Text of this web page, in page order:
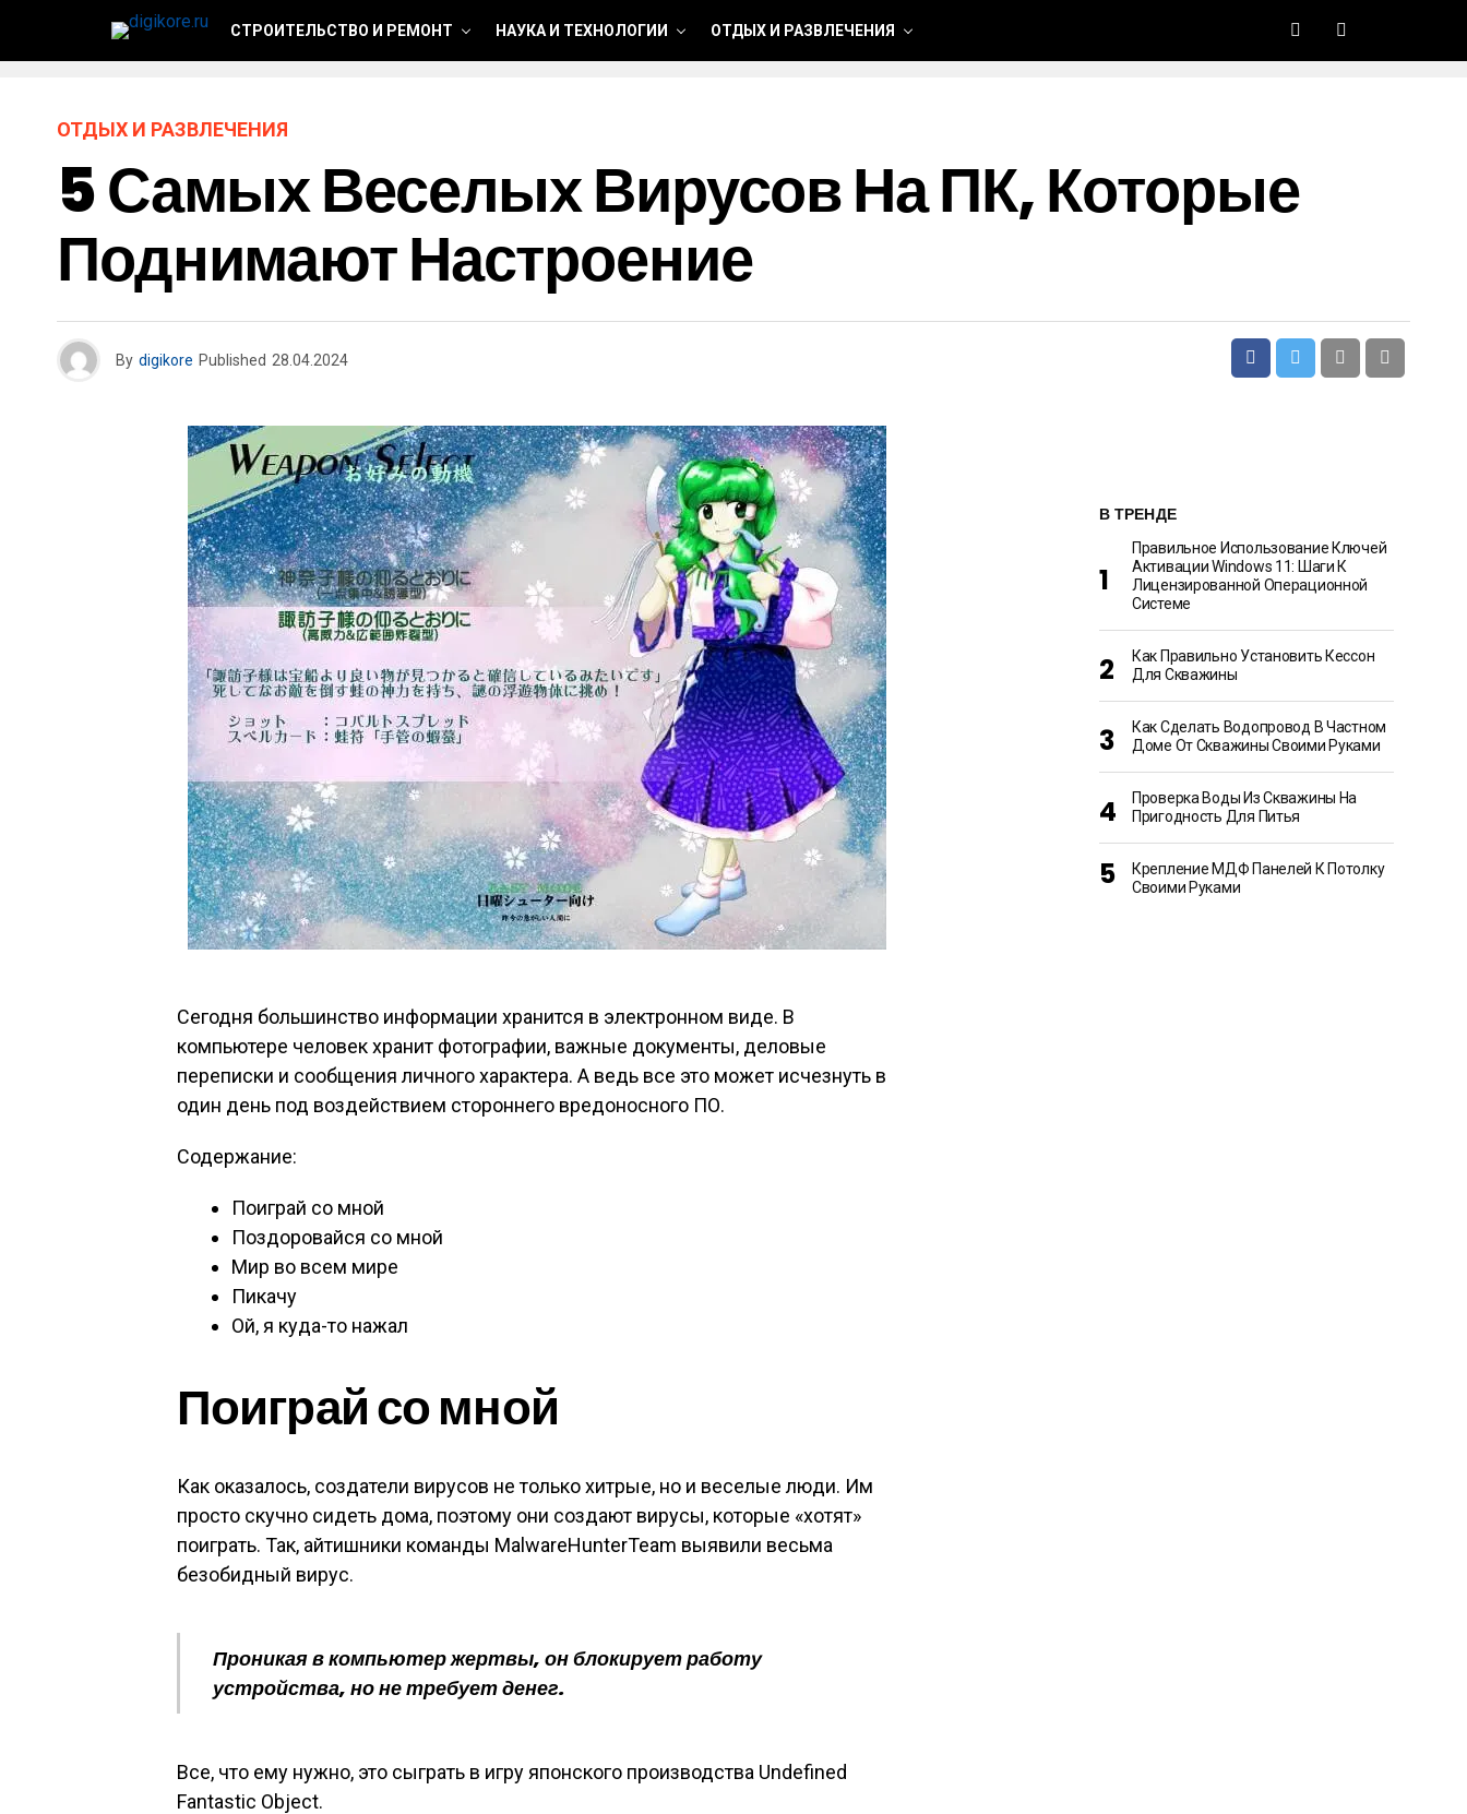
СТРОИТЕЛЬСТВО И РЕМОНТ НАУКА И ТЕХНОЛОГИИ ОТДЫХ И РАЗВЛЕЧЕНИЯ
ОТДЫХ И РАЗВЛЕЧЕНИЯ
5 Самых Веселых Вирусов На ПК, Которые
Поднимают Настроение
By digikore Published 28.04.2024
Сегодня большинство информации хранится в электронном виде. В
компьютере человек хранит фотографии, важные документы, деловые
переписки и сообщения личного характера. А ведь все это может исчезнуть в
один день под воздействием стороннего вредоносного ПО.
Содержание:
Поиграй со мной
Поздоровайся со мной
Мир во всем мире
Пикачу
Ой, я куда-то нажал
Поиграй со мной
Как оказалось, создатели вирусов не только хитрые, но и веселые люди. Им
просто скучно сидеть дома, поэтому они создают вирусы, которые «хотят»
поиграть. Так, айтишники команды MalwareHunterTeam выявили весьма
безобидный вирус.
Проникая в компьютер жертвы, он блокирует работу
устройства, но не требует денег.
Все, что ему нужно, это сыграть в игру японского производства Undefined
Fantastic Object.
В ТРЕНДЕ
Правильное Использование Ключей
Активации Windows 11: Шаги К
Лицензированной Операционной
Системе
Как Правильно Установить Кессон
Для Скважины
Как Сделать Водопровод В Частном
Доме От Скважины Своими Руками
Проверка Воды Из Скважины На
Пригодность Для Питья
Крепление МДФ Панелей К Потолку
Своими Руками